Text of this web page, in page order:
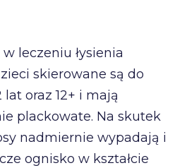
leczeniu łysienia
skierowane są do
oraz 12+ i mają
plackowate. Na skutek
nadmiernie wypadają i
ognisko w kształcie